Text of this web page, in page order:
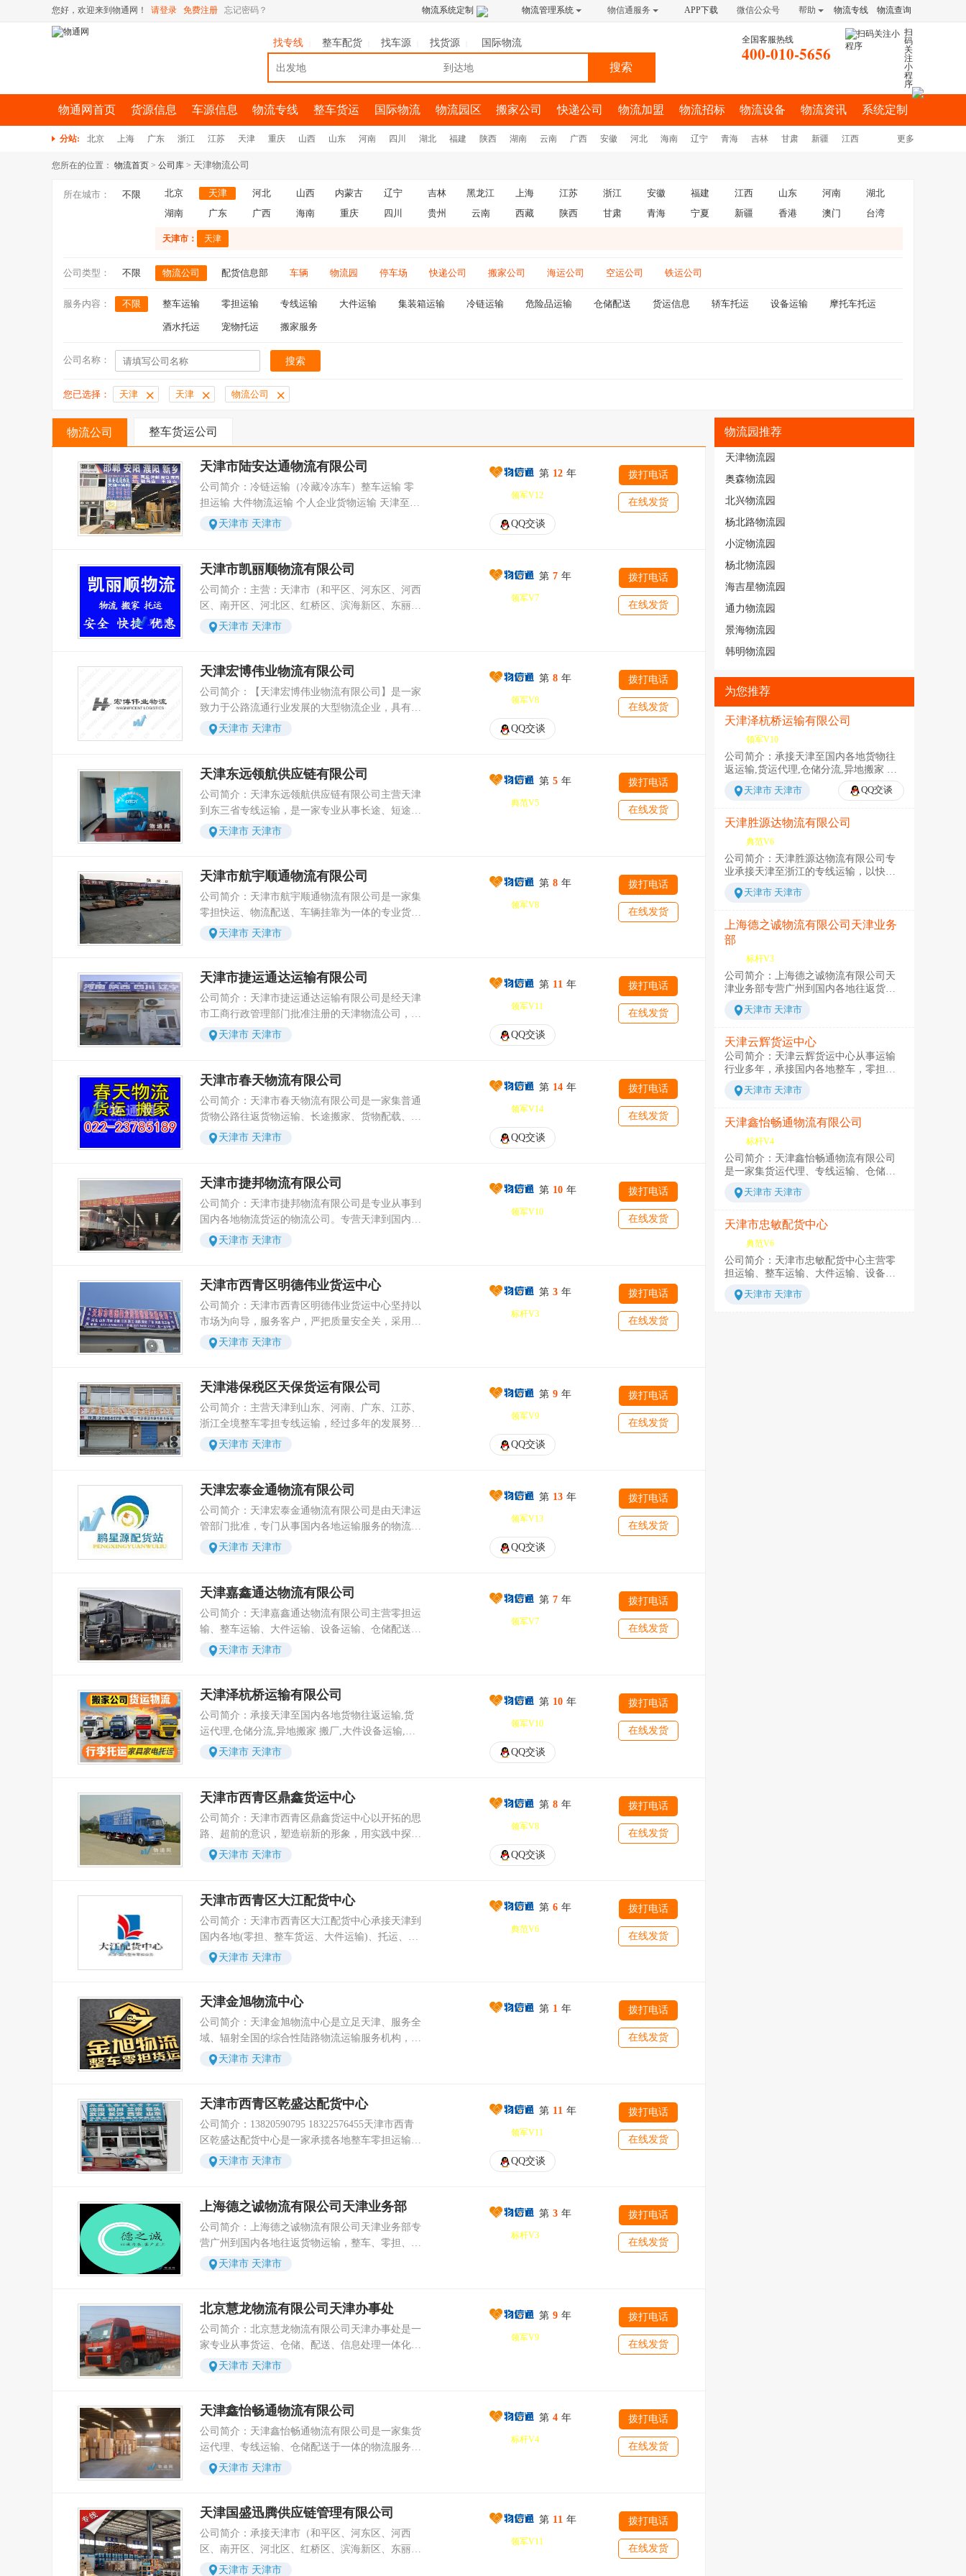
您好，欢迎来到物通网！ 请登录 免费注册 忘记密码？ 物流系统定制 物流管理系统 物信通服务 APP下载 微信公众号 帮助 物流专线 物流查询
找专线 整车配货 找车源 找货源 国际物流 全国客服热线
400-010-5656
扫
码
关
注
小
程
序
物通网首页 货源信息 车源信息 物流专线 整车货运 国际物流 物流园区 搬家公司 快递公司 物流加盟 物流招标 物流设备 物流资讯 系统定制
分站: 北京 上海 广东 浙江 江苏 天津 重庆 山西 山东 河南 四川 湖北 福建 陕西 湖南 云南 广西 安徽 河北 海南 辽宁 青海 吉林 甘肃 新疆 江西 更多
您所在的位置： 物流首页 > 公司库 > 天津物流公司
所在城市： 不限 北京 天津 河北 山西 内蒙古 辽宁 吉林 黑龙江 上海 江苏 浙江 安徽 福建 江西 山东 河南
湖北
湖南
广东 广西 海南 重庆 四川 贵州 云南 西藏 陕西 甘肃 青海 宁夏 新疆 香港 澳门 台湾
天津市： 天津
公司类型： 不限 物流公司 配货信息部 车辆 物流园 停车场 快递公司 搬家公司 海运公司 空运公司 铁运公司
服务内容： 不限 整车运输 零担运输 专线运输 大件运输 集装箱运输 冷链运输 危险品运输 仓储配送 货运信息 轿车托运 设备运输 摩托车托运
酒水托运 宠物托运 搬家服务
公司名称：
您已选择： 天津 天津 物流公司
物流公司 整车货运公司
天津市陆安达通物流有限公司
公司简介：冷链运输（冷藏冷冻车）整车运输 零
担运输 大件物流运输 个人企业货物运输 天津至全
国货物运输服务，大件快递货物运输、工地设备运
司于2006年由耿先生士创办于港口城市天津市，以
公路运输为切入口进入物流业，重点解决公路运输
领域的难题。 经过9年的发展， 陆安达通物流的业
务范围从创业时的公路零担运输、货运代理扩展到
目前的公路零担运输、公路整车运输、仓储、配
流相关产业； 目前天津市陆安达通物流有限公司
已在国内各大中城市设立分货网点87个；并以此为
依托，辐射国内各地的整车、零担、及其搬家、城
市配送业务，真正实现货通中国； 陆安达通物流
了物流配送方面的保证 2008年2月份，公司引进并
全面推行ISO9000质量管理体系，2009年2月1日，
公司第四版质量管理体系开始实施，基于
化管理、人力资源管理、全面预算管理和风险评估
的适合公司的新管理体系。 在信息化建设方面，
运输管理及跟踪查询系统（eTMS）、电子仓储系
统（WMS）、办公自动化系统（OA）、陆安达通
物流GPS车辆监控系统、客户服务系统、集散仓库
电子监控系统、人力资源管理系统、电算化会计系
前天津市陆安达通物流有限公司拥有车辆420多
辆，员工530多人，为国内30个省、市、自治区的2
万固定客户和20多万的零散客户提供现代物流服
搬家、搬厂以及物流园区、物流配送、物流方案支
达通物流有限公司以“致力为用户提供一站式发
货”作为企业发展的愿景。
天津市 天津市
第 12 年
领军V12
QQ交谈
拨打电话
在线发货
天津市凯丽顺物流有限公司
公司简介：主营：天津市（和平区、河东区、河西
区、南开区、河北区、红桥区、滨海新区、东丽
区、西青区、津南区、北辰区、武清区、宝坻区、
站送货，也可自提，业务咨询电话：13752427008
宋姐。 天津到广东全境：广州、韶关、深圳、汕
头、佛山、珠海、江门、湛江、惠州、茂名、东
江、潮州、云浮、清远市以及下属区县地区。 天
区。 天津到四川全境：成都、凉山、自贡、攀枝
花、泸州、绵阳、德阳、广元、遂宁、眉山、南
充、宜宾、内江、广安、达州、雅安、巴中、资
阳、阿坝、甘孜、乐山市以及下属区县地区。 专
货物运输：长期物流合同、外贸公司和钢材贸易的
货运运输，车源充足，随叫随到。 专线托运：零
担、整车、散货、行李的托运业务。 搬厂搬家：
司。 调车配载：杭州调车、杭州调车、包车运
盘、木箱、纸箱订做，气泡膜、保温毯、铁皮柜包
装。 长运运输：整车运输、零担配载、长途运
输、大吨位货物业务。 市内短波：公司拥有多辆
市内蓝牌货车、4.2米、5.2米、6.8米平板、高栏车
可市内短驳。 服务流程： 1、运输主管从客户处接
登记： 1、运输调度在登记表上分送货目的地，分
收货客户标定提货号码。 2、司机（指定人员及车
辆）到运输调度中心拿派车单，并在运输登统本上
写运输在途，送到情况，追踪反馈表。 3、电脑输
检查车辆情况。 3、凭车号办理提货手续。 4、提
货。 5、办好出库手续。 6、电话通知收货客户预
达时间。 本公司全体员工以“全心全意为客户服
务，视客户利益为至上利益”为指导思想，抱着“互
惠互利、信誉至上”的宗旨，为客户提供良好的服
天津市 天津市
第 7 年
领军V7
拨打电话
在线发货
天津宏博伟业物流有限公司
公司简介：【天津宏博伟业物流有限公司】是一家
致力于公路流通行业发展的大型物流企业，具有多
年公路运输的专业成功经验。【电话：022-
大新老客户及业内同仁的依赖和支持，公司已建立
套科学完整的物流管理体系：以新兴的经营理念，
高效的信息管理手段，先进的储运装载设施，高素
质的员工队伍，优质的服务，将会使您感受到高
理念：以人为本，以客为尊，高效、安全、快捷，
使客户的商品创造高的经济价值!公司宗旨：以质
量求生存；由管理要效益；靠服务求发展；凭信誉
做物流。 企业信念：有团结才有力量、有信誉才
进的基础上，建立长期、稳定的战略合作伙伴关
系，您只需一个电话，剩下的事由我们来做！与我
们相识，就是您拥有一切放心的开始
天津市 天津市
第 8 年
领军V8
QQ交谈
拨打电话
在线发货
天津东远领航供应链有限公司
公司简介：天津东远领航供应链有限公司主营天津
到东三省专线运输，是一家专业从事长途、短途货
物运输、整车零担往返运输、搬家搬厂、仓储服务
的信任和支持。本公司实行专人接提、专人分送、
专人压车、专人负责的一条龙服务，价格平、速度
快、风险低、安全高、整车零担、从门到门。主要
经营：国内各地公路运输、长短途搬家、迁厂、包
装、起重装卸，小轿车长途托运等物流运输服务。
员工的整体素质。以增进效益为中心，提高服务质
量为重点，调动一切积极因素，抓住机遇，开拓进
取，把本公司建成一个高素质、高效率、能够提供
优质服务的先进集体。
天津市 天津市
第 5 年
典范V5
拨打电话
在线发货
天津市航宇顺通物流有限公司
公司简介：天津市航宇顺通物流有限公司是一家集
零担快运、物流配送、车辆挂靠为一体的专业货运
公司。公司自备车队及专业吊装设备，为广大客户
不仅是合作更是共赢与发展，本公司愿与您共同努
力创造未来的宏伟大业，成为您真诚朋友！ 本公
司以开拓的思路、超前的意识，塑造崭新的形象，
业提供优质高效的服务。当您选择了我们，我们将
我们将本着“至诚至信、精益求精”的经营理念，以
客户为中心，以诚信为准则，以满意为宗旨，与客
户携手共进，合作双赢，共创美好的明天！经营理
念：诚信 科学 安全 便捷发展理念：求实 创新 互
天津市 天津市
第 8 年
领军V8
拨打电话
在线发货
天津市捷运通达运输有限公司
公司简介：天津市捷运通达运输有限公司是经天津
市工商行政管理部门批准注册的天津物流公司，主
营天津至国内各地的长短途整车零担公路运输、仓
制度，现已成为一家组织健全、经验丰富、设施完
善是一家正规的物流货运公司。公司自成立以来本
着“诚信为本，服务至上”的宗旨，竭诚为每位顾客
服务。 本公司备有大中小型半封闭厢式货车，敞
篷车，重型半挂车，冷藏车，气垫车,大件运输车
津至国内各地整车零担及大件运输业务，货运全程
由平安保险公司承保。以“顾客至上，服务至上”的
宗旨采用先进的信息管理体系和经营理念，运用现
代物流发展方向的互联网及GPS通讯技术真诚为每
均按照不同的运输方式当天上站、当天发车。 派
送：货至之后立即通报收货人、按时送货上门。
包装：严格遵照外包装图标要求进行包装、整理。
和暂存、中转 3、承接整车、零担业务 4、货物运
圳专线 华北线：石家庄、保定、张家口、唐山、
邯郸、刑台、承德、秦皇岛、廊坊、沧州、太原、
大同、运城、临汾、长治 华中线：武汉、荆州、
恩施、黄石、黄石、襄樊、十堰、郑州、安阳、许
昌、洛阳、新乡、南阳、信阳、周口、开封 华东
博、潍坊、东营 西南线：成都、重庆、泸州、绵
阳、自贡、宜宾、昆明、曲靖、丽江、南宁、贵
阳、遵义、安顺、桂林、柳州、梧州 浙江线：杭
州、台州、丽水、舟山、义乌、海宁、永康、江
州、南通、连云港、淮安、盐城、扬州、镇江、泰
州、宿迁、吴江、宜兴、昆山 江西线：南昌、九
江、景德镇、宜春、吉安、萍乡、赣州、鹰潭、抚
州、上饶、新余 湖南线：长沙、岳阳、衡阳、邵
阳、益阳、株州、郴州、湘潭、娄底、常德、怀
狮、安溪、南平、同安、上杭、永安等 东北线：
沈阳、大连、锦州、营口、鞍山、辽阳、长春、哈
尔滨 其它线：国内专业调车（第三方物流）、货
市大兴区京良路 电话：13752356873
天津市 天津市
第 11 年
领军V11
QQ交谈
拨打电话
在线发货
天津市春天物流有限公司
公司简介：天津市春天物流有限公司是一家集普通
货物公路往返货物运输、长途搬家、货物配载、行
李托运、商品车运输（轿车托运）、保温货物运输
办、天津市工商局、天津市税务局核准发照，合法
经营的大型物流公司 。公司以天津（天津港）、
北京为配货中心，货物托运业务辐射国内各地。
本公司到国内专线运输线路：江浙线 ：上海、南
京、无锡、苏州、连云港、盐城、台州、镇江、常
宁、滨州、淄博、潍坊、临沂等沿线城市（次日
到） 东北线 ：沈阳、大连、丹东、长春、吉林、
通化、哈尔滨、大庆、佳木斯等沿线城市。 西北
线 ：呼和浩特、包头、兰州、银川、西安、宝
林、昆明等沿线城市。 广东线 ：广州、深圳、南
海、东莞、佛山、中山、顺德、等沿线城市。 其
它线 ：南昌、合肥、郑州、石家庄、厦门、福
←→ 上海 ←→广州←→包头←→兰州←→银川
7.2米、9.6米、12.5米、17.5米敞车、高栏车、全封
闭车、半封闭车、商品车专用运输车、集装箱车、
冷藏车、高低板、大吨位半挂等各种吨位车型车辆
百余部，可根据客户需运货物情况,供各种不同车
型直接由天津调度中心调配发往国内任何一个地区
在本公司所托货物承保均由中国太平洋保险公司提
供,对丢失、破损的货物能够及时理陪。 本公司车
源丰富，运力雄厚,可为您的货物能够安全、准时
省力、更省钱是全公司上下孜孜不倦的追求，更安
诺，准时发车，昼夜服务，微笑待客，是我们的一
贯准则 。如有货物需要从天津托运，请致电春天
物流！ 我们愿意与您全心合作，携手并进，共创
未来！ 天津市整车零担货物运输---春天物流公司
是您理想的选择！
天津市 天津市
第 14 年
领军V14
QQ交谈
拨打电话
在线发货
天津市捷邦物流有限公司
公司简介：天津市捷邦物流有限公司是专业从事到
国内各地物流货运的物流公司。专营天津到国内各
地往返货物运输，整车、零担、大件运输业务及仓
实际操作经验、完善的监督机制及规章制度，实现
了管理化、服务化、规范化、信息化目标。目前公
司拥有一支专业化的物流管理和从业人员队伍，并
坚持“客户至上”的服务宗旨，致力于实现现代物流
包括基于互联网技术的物流信息管理平台及GPS卫
星车辆定位系统，实现了货物的在线跟踪。以上这
些现代技术的运用，将确保我们能力为客户提供24
小时不间断的物流服务。我们坚信：客户的发展就
是我们的发展，我们的进步可以推动客户更大的进
天津市 天津市
第 10 年
领军V10
拨打电话
在线发货
天津市西青区明德伟业货运中心
公司简介：天津市西青区明德伟业货运中心坚持以
市场为向导，服务客户，严把质量安全关，采用当
今国内先进的物流管理模式，并配有先进的电脑管
志于取信客户，真实做事，诚实待人，互惠互利，
树立新一代物流公司形象，愿我们能与贵公司结成
良好的合作伙伴！明德伟业货运中心主营货运及周
战的岁月里用快捷，优惠，安全的运输方式，将您
的结算方式，24小时为您服务。欢迎您来电洽谈！
我公司全年365天，全天为广大客户提供优质、便
捷的服务！
天津市 天津市
第 3 年
标杆V3
拨打电话
在线发货
天津港保税区天保货运有限公司
公司简介：主营天津到山东、河南、广东、江苏、
浙江全境整车零担专线运输，经过多年的发展努
力，公司已经成为大规模、实力雄厚的现代物流企
创造价值，让客户满意。公司在发展中，把加强基
线，深入推行企业管理的制度化、标准化、流程
化、规范化，实现了以客户需求为导向的工作运行
机制。同时，企业发展培养了大批年富力强、有管
服务，配合专业人才和团队协作，为您二十四小时
提供可靠的仓储、配送、装卸分拣等专业物流服务
项目。
天津市 天津市
第 9 年
领军V9
QQ交谈
拨打电话
在线发货
天津宏泰金通物流有限公司
公司简介：天津宏泰金通物流有限公司是由天津运
管部门批准，专门从事国内各地运输服务的物流企
业。本公司拥有一批专业的管理人员和专业的运输
为主，从事公路运输、长途搬家、物流专线、货物
货运代理、仓储、配送、快递、搬家迁厂、大型设
备吊、特殊车辆运输服务，我公司现拥有4.2—17.5
米各种类型的大小运输车辆，整车零担均可，为您
信，准时，安全，便利的服务目标，赢得了国内广
大客户的支持和信赖。随着公司业务扩展，与国内
多家运输公司建立了兄弟联运业务，使公司不断朝
集团化，规模化方向发展。热烈期望能结识更多的
津到沈阳专线、天津到呼和浩特专线、天津到乌鲁
木齐专线、天津到兰州专线、天津到银川专线、天
津到西安专线、天津到太原专线、天津到石家庄专
州专线、天津到南京专线、天津到合肥专线、天津
线、天津到贵阳专线、天津到长沙专线、天津到南
昌专线、天津到上海专线、天津到杭州专线、天津
到福州专线、天津到海口专线。
天津市 天津市
第 13 年
领军V13
QQ交谈
拨打电话
在线发货
天津嘉鑫通达物流有限公司
公司简介：天津嘉鑫通达物流有限公司主营零担运
输、整车运输、大件运输、设备运输、仓储配送、
理货包装、装卸搬运、展会物流、长途搬家、轿
信为本、高效、优质、安全的流程化管理和服务。
我们将本着“至诚至信、精益求精”的经营理念，以
诚信为准则，以满意为宗旨，与客户携手共进，合
广大新老客户的理解与重托，我们愿与您共同努力
领域具有丰富实践经验的技术员和业务骨干，确保
公司业务联系的顺利开展和服务达标，为客户提供
全面、规范的物流服务。
天津市 天津市
第 7 年
领军V7
拨打电话
在线发货
天津泽杭桥运输有限公司
公司简介：承接天津至国内各地货物往返运输,货
运代理,仓储分流,异地搬家 搬厂,大件设备运输,商
品车运输等物流业务 天津泽杭桥运输有限公司是
司。（价格咨询：15222325642吴经理）专营天津
业务及仓储服务。公司备有各种大、中、小型货车
以供调拨，可承接到国内各地整车零担，有着丰富
的物流实际操作经验、完善的监督机制及规章制
员队伍，并拥有数目庞大的运输车队，车源丰富。
公司始终坚持“信誉至上、客户至上”的服务宗旨，
致力于实现现代物流信息管理系统，直接与国际先
进的物流技术接轨，包括基于互联网技术的物流信
们能力为客户提供24小时不间断的物流服务。我们
坚信：客户的发展就是我们的发展，我们的进步可
以推动客户更大的进步！
天津市 天津市
第 10 年
领军V10
QQ交谈
拨打电话
在线发货
天津市西青区鼎鑫货运中心
公司简介：天津市西青区鼎鑫货运中心以开拓的思
路、超前的意识，塑造崭新的形象，用实践中探索
出来的管理制度和工作程序为各类企业提供优质高
质、安全的流程化管理和服务。我们将本着“至诚
满意为宗旨，与客户携手共进，合作双赢，共创美
好的明天！ 我们为您提供零担运输、整车运输、
仓储配送、理货包装、装卸搬运、代收货款、货运
重托，更理解不仅是合作更是共赢与发展，我们愿
与您共同努力创造未来的宏伟大业，成为您的真诚
朋友！公司拥有一支经验丰富的高素质经理人的管
理队伍，他们在业务运营、市场营销、资讯收集、
快运、仓储、计算机技术等各种领域具有丰富实践
经验的技术员和业务骨干。确保公司业务联系的顺
利开展和服务达标。依据现代物流理论和中国物
规范，确保客户提供全面、规范的物流服务。
天津市 天津市
第 8 年
领军V8
QQ交谈
拨打电话
在线发货
天津市西青区大江配货中心
公司简介：天津市西青区大江配货中心承接天津到
国内各地(零担、整车货运、大件运输)、托运、长
途搬家、搬厂、仓储配送、货物包装、货运配送等
等），车长有（2.5米/4.2米 /6.2米/7.8米/9.6米/12.5
米/13米/17.5米）等。主营天津直达--广东、上海、
北京、天津、河北、山东、辽宁、黑龙江、吉林、
江、云南、福建、海南、山西、四川、陕西、贵
捷、安全、高效、诚信、求实为宗旨，可提供公路
整车、零担运输，辐射国内各地。长期以来，公司
本着“诚信至上，安全快捷，适价经营，完善服
务”的经营理念，在尽可能降低运输及管理成本的
前提下，为客户提供优质、高效的服务，得到了广
与我们公司携手共创辉煌明天!
天津市 天津市
第 6 年
典范V6
拨打电话
在线发货
天津金旭物流中心
公司简介：天津金旭物流中心是立足天津、服务全
域、辐射全国的综合性陆路物流运输服务机构，深
耕天津本地物流运输行业多年，专注承接天津全市
业资源，中心搭建了稳定、完善的全国干线运输网
络，覆盖全国各级城市、县域及乡镇区域，可适配
企业、工厂、商户、个人等各类主体的常态化物流
运输需求，是天津本地兼具全面性与专业性的基础
物流服务主体。 中心业务体系完善，服务品类齐
大件设备运输、长途搬家搬厂、个人行李托运、电
动车摩托车托运、轿车托运等多项基础物流服务。
针对企业商贸、工业生产场景，整车与零担运输可
适配各类工业物资、商贸货品、建材物料、日常耗
担集散的基础货运需求。 在专项运输领域，中心
具备成熟的标准化作业能力，专注天津本地大件设
备运输服务，可承接各类工业设备、工程器械、大
运输规范完成路线规划、货物固定、安全押运、落
场景。同时，针对政企搬迁、个人出行需求，提供
专业的长途搬家搬厂、个人行李托运服务，涵盖办
公室设备搬迁、工厂整体移位、个人生活用品打包
运输等服务，全程遵循标准化防护流程，保障物资
运输完整。 针对民用专项托运需求，中心常态化
清点、防护固定、封闭式运输、到站核验的标准化
流程，规避运输损耗，保障车辆运输安全。服务范
围覆盖天津滨海新区、武清、宝坻、宁河、静海、
天津市 天津市
第 1 年 拨打电话
在线发货
天津市西青区乾盛达配货中心
公司简介：13820590795 18322576455天津市西青
区乾盛达配货中心是一家承揽各地整车零担运输的
企业公司。公司的宗旨是为车找货，为货找车。天
全、快捷、准时的货运是我们经营宗旨；诚信、博
爱、热情是我们的经营理念。 用心工作、开心生
活。 天津市西青区乾盛达配货中心 主要以物流、
货运、运输、托运等多式联运，货物仓储包装，流
通加工，配送，信息管理，还为广大客户提供第三
提供货物查询，业务咨询，信息反馈，监督的服
务，实现了诚信、准时、安全、便利的服务目标，
赢得了广大客户的支持和信赖。 公司本着以客户
为上帝，以客户的利益为宗旨。和每一位支持本公
位客户，高兴而来，满意而归。本公司的全体员
工，向支持本公司的朋友们表示感谢！
天津市 天津市
第 11 年
领军V11
QQ交谈
拨打电话
在线发货
上海德之诚物流有限公司天津业务部
公司简介：上海德之诚物流有限公司天津业务部专
营广州到国内各地往返货物运输，整车、零担、大
件运输业务及仓储服务。公司拥有数目庞大的运输
公司拥有一支专业化的物流管理和从业人员队伍，
有着丰富的物流实际操作经验，完善的监督机制及
规章制度，使我公司实现了管理化、服务化、规范
化、信息化目标。公司始终坚持“信誉至上、客户
至上”的服务宗旨，致力于实现现代物流信息管理
客户提供24小时不间断的物流服务。我们坚信：客
户的发展就是我们的发展，我们的进步可以推动客
户更大的进步！"
天津市 天津市
第 3 年
标杆V3
拨打电话
在线发货
北京慧龙物流有限公司天津办事处
公司简介：北京慧龙物流有限公司天津办事处是一
家专业从事货运、仓储、配送、信息处理一体化的
物流公司，整车零担天天发货，本公司在广东、上
西、浙江、云南、福建、海南、山西、四川、陕
西、贵州、安徽等地区中心设立了运作点及仓储
群，形成以国家一、二类消费城市为中心的物流仓
快捷。公司管理规范，业务流程成熟，配合经验丰
司与多家国内外百强企业及上市公司建立了良好的
合作关系，客户涵盖了机械、化工、家具、家电、
建材、日用品、食品饮料、塑料、有色金属等各个
行业。本着以“安全快捷，客户信誉至上”的理念为
客户服务，力求把优质、高效、安全、体贴、快捷
天津市 天津市
第 9 年
领军V9
拨打电话
在线发货
天津鑫怡畅通物流有限公司
公司简介：天津鑫怡畅通物流有限公司是一家集货
运代理、专线运输、仓储配送于一体的物流服务提
供商，为您提供零担运输、整车运输、仓储配送、
内各地多个城市，保证货物安全、快速、准时到达
目的地。 多年来，本公司秉承客户至上，诚信为
本的企业宗旨，坚持服务、诚信、迅速、创新的经
以增加物流运作的可靠性，为客户提供全天候货物
天津市 天津市
第 4 年
标杆V4
拨打电话
在线发货
天津国盛迅腾供应链管理有限公司
公司简介：承接天津市（和平区、河东区、河西
区、南开区、河北区、红桥区、滨海新区、东丽
区、西青区、津南区、北辰区、武清区、宝坻区、
天津市 天津市
第 11 年
领军V11
拨打电话
在线发货
物流园推荐
天津物流园
奥森物流园
北兴物流园
杨北路物流园
小淀物流园
杨北物流园
海吉星物流园
通力物流园
景海物流园
韩明物流园
为您推荐
天津泽杭桥运输有限公司
领军V10
公司简介：承接天津至国内各地货物往
返运输,货运代理,仓储分流,异地搬家 搬
厂,大件设备运输,商品车运输等物流业务
天津泽杭桥运输有限公司是经国家运输
运输企业，专业从事到国内各地物流货
15222325642吴经理）专营天津到国内各
地往返货物运输，整车、零担、大件运
输业务及仓储服务。公司备有各种大、
中、小型货车以供调拨，可承接到国内
各地整车零担，有着丰富的物流实际操
实现了管理化、服务化、规范化、信息
化目标。目前公司拥有一支专业化的物
大的运输车队，车源丰富。 公司始终坚
持“信誉至上、客户至上”的服务宗旨，致
力于实现现代物流信息管理系统，直接
与国际先进的物流技术接轨，包括基于
互联网技术的物流信息管理平台及GPS卫
踪。以上这些现代技术的运用，将确保
我们能力为客户提供24小时不间断的物
流服务。我们坚信：客户的发展就是我
大的进步！
天津市 天津市 QQ交谈
天津胜源达物流有限公司
典范V6
公司简介：天津胜源达物流有限公司专
业承接天津至浙江的专线运输，以快的
单咨询！主营整车零担货物运输， 以良
专业的态度、高效的运输理念、完善的
监督机制及规章制度，实现了管理化、
服务化、规范化、信息化目标。所有线
路一律实行当日发车、专线直达、从门
到门，信息反馈、专人负责、全程联
保、诚信价平。安全快捷。 本公司拥有
线路多元化，降低运输成本，以低廉的
您提供全面的物流服务。 公司秉承“诚信
为本、价优高效”的经营理念，提倡“以客
为尊”的服务宗旨，贯彻“专业化人才、专
想。公司将继续不断的提升服务质量、
质的货物运输方案。服务规范:优良的货
运服务讲求速度，准确及专业的服务知
识。经过多年的努力不懈，同时与业内
其它公司保持紧密及良好的业务关系获
得他们的支持，保证提供充足的货物装
以快捷有效的方案完成顾客所托货物安
天津市 天津市
上海德之诚物流有限公司天津业务
部
标杆V3
公司简介：上海德之诚物流有限公司天
津业务部专营广州到国内各地往返货物
储服务。公司拥有数目庞大的运输车
拨，车源丰富，可承接到国内各地整车
零担货物运输。目前公司拥有一支专业
化的物流管理和从业人员队伍，有着丰
制及规章制度，使我公司实现了管理
司始终坚持“信誉至上、客户至上”的服务
宗旨，致力于实现现代物流信息管理系
统直接与先进的物流技术接轨，确保我
们能够为客户提供24小时不间断的物流
服务。我们坚信：客户的发展就是我们
的进步！"
天津市 天津市
天津云辉货运中心
公司简介：天津云辉货运中心从事运输
行业多年，承接国内各地整车，零担货
家正规有规模的货运服务中心。执行一
您的货物担心。我们会用快捷的速度将
点。路程有多远，我们的服务就有多
远。我们的宗旨是：诚信为人，至高服
务，安全快速，价格便宜。欢迎您来电
咨询洽谈，我们将24小时为您服务。
天津市 天津市
天津鑫怡畅通物流有限公司
标杆V4
公司简介：天津鑫怡畅通物流有限公司
是一家集货运代理、专线运输、仓储配
零担运输、整车运输、仓储配送、理货
家、轿车、行李托运等服务。运营及合
证货物安全、快速、准时到达目的地。
多年来，本公司秉承客户至上，诚信为
本的企业宗旨，坚持服务、诚信、迅
速、创新的经营理念，运用现代物流管
理先进模式及管理经验，以增加物流运
天津市 天津市
天津市忠敏配货中心
典范V6
公司简介：天津市忠敏配货中心主营零
担运输、整车运输、大件运输、设备运
展会物流、长途搬家、轿车、行李托运
天津市 天津市